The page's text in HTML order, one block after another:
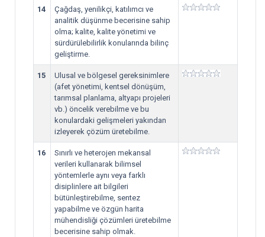
14
Çağdaş, yenilikçi, katılımcı ve
analitik düşünme becerisine sahip
olma; kalite, kalite yönetimi ve
sürdürülebilirlik konularında bilinç
geliştirme.
15
Ulusal ve bölgesel gereksinimlere
(afet yönetimi, kentsel dönüşüm,
tarımsal planlama, altyapı projeleri
vb.) öncelik verebilme ve bu
konulardaki gelişmeleri yakından
izleyerek çözüm üretebilme.
16
Sınırlı ve heterojen mekansal
verileri kullanarak bilimsel
yöntemlerle aynı veya farklı
disiplinlere ait bilgileri
bütünleştirebilme, sentez
yapabilme ve özgün harita
mühendisliği çözümleri üretebilme
becerisine sahip olmak.